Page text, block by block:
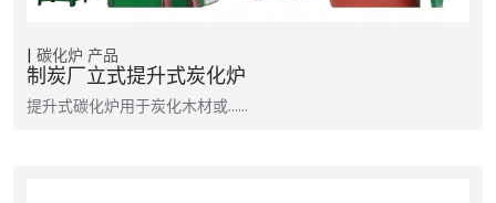
碳化炉 产品
制炭厂立式提升式炭化炉
提升式碳化炉用于炭化木材或……